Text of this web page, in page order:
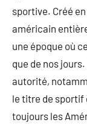
sportive. Créé
américain
une époque où
que de nos
autorité,
le titre de sportif
toujours les